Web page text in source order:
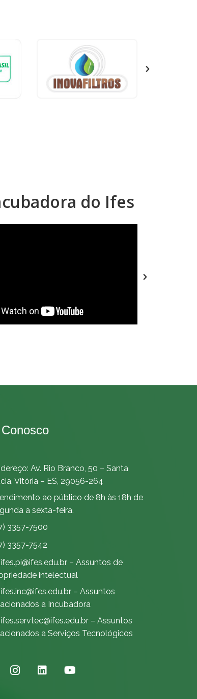
do Ifes
Av. Rio Branco, 50 – Santa
Vitória – ES, 29056-264
ao público de 8h às 18h de
a sexta-feira.
3357-7500
3357-7542
– Assuntos de
intelectual
– Assuntos
a Incubadora
– Assuntos
a Serviços Tecnológicos